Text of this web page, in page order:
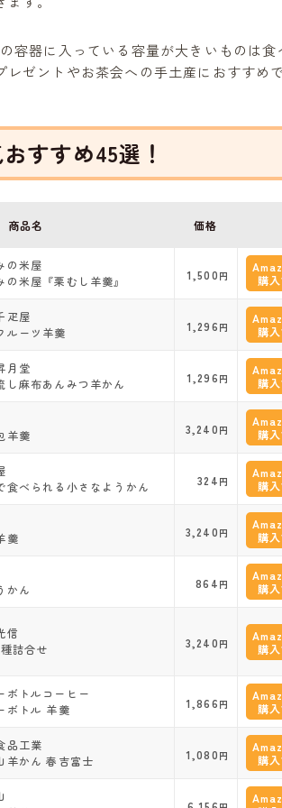
容器に入っている容量が大きいものは
ゼントやお茶会への手土産におすすめで
すすめ45選！
商品名 価格
の米屋
の米屋『栗むし羊羹』
1,500 円
購
疋屋
ルーツ羊羹
1,296 円
購
月堂
し麻布あんみつ羊かん
1,296 円
購
羊羹
3,240 円
購
食べられる小さなようかん
324 円
購
羹
3,240 円
購
かん
864 円
購
信
詰合せ
3,240 円
購
ボトルコーヒー
ボトル 羊羹
1,866 円
購
品工業
羊かん 春吉富士
1,080 円
購